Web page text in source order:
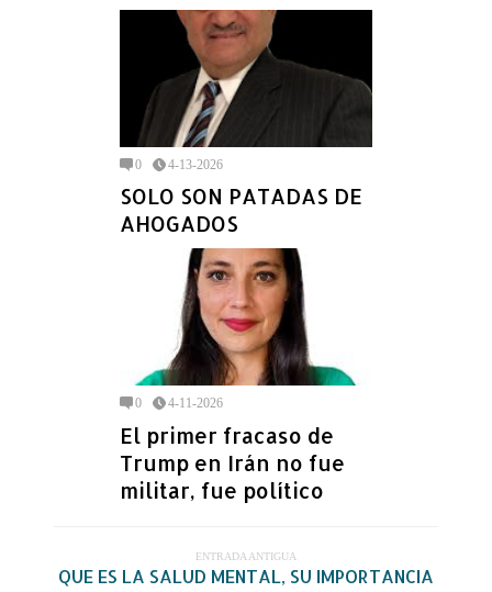
0 4-13-2026
SOLO SON PATADAS DE
AHOGADOS
0 4-11-2026
El primer fracaso de
Trump en Irán no fue
militar, fue político
ENTRADA ANTIGUA
QUE ES LA SALUD MENTAL, SU IMPORTANCIA